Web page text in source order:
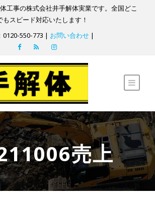
工事の株式会社井手解体実業です。全国どこ
もスピード対応いたします！
0120-550-773 | お問い合わせ |
売上